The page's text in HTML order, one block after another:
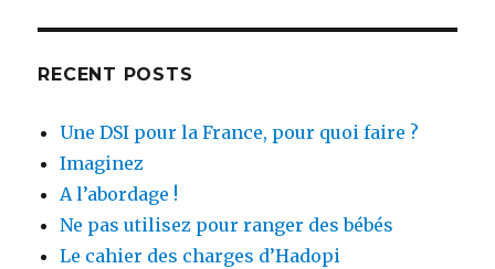
RECENT POSTS
Une DSI pour la France, pour quoi faire ?
Imaginez
A l’abordage !
Ne pas utilisez pour ranger des bébés
Le cahier des charges d’Hadopi